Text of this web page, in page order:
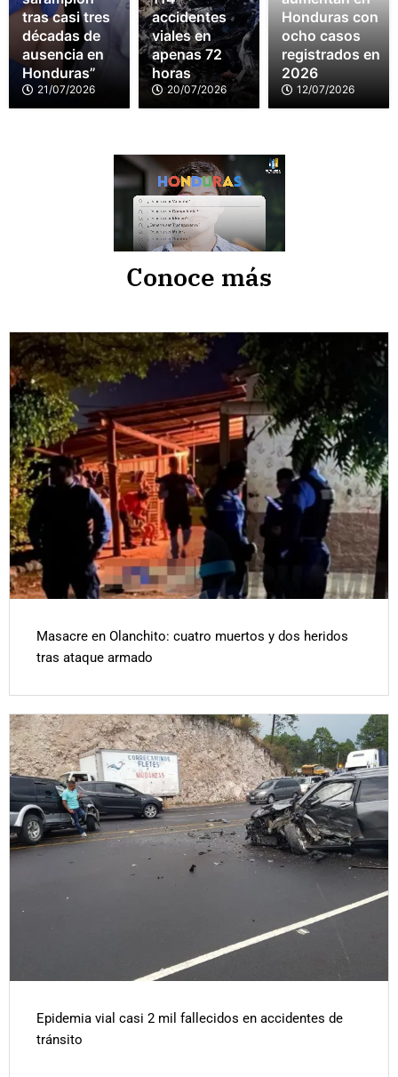
tras casi tres
décadas de
ausencia en
Honduras”
21/07/2026
accidentes
viales en
apenas 72
horas
20/07/2026
Honduras con
ocho casos
registrados en
2026
12/07/2026
Conoce más
Masacre en Olanchito: cuatro muertos y dos heridos
tras ataque armado
Epidemia vial casi 2 mil fallecidos en accidentes de
tránsito